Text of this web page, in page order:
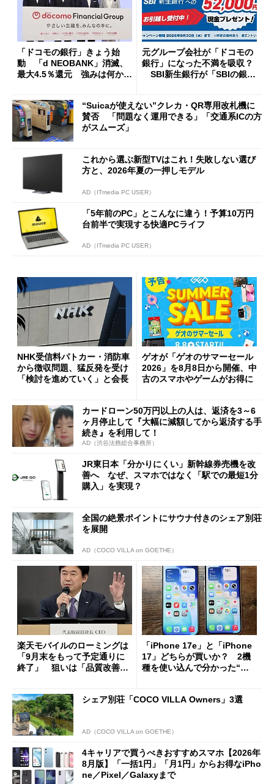
「ドコモの銀行」きょう始
動 「d NEOBANK」消滅、
最大4.5％還元 強みは何か解
元グループ会社が「ドコモの
銀行」になった不満を吸収？
SBI新生銀行が「SBIの銀
開催
“Suicaが使えない”クレカ・QR専用改札機に
賛否 「問題なく運用できる」「交通系ICの方
がスムーズ」
これから選ぶ新型TVはこれ！失敗しない選び
方と、2026年夏の一押しモデル
AD（ITmedia PC USER）
「5年前のPC」とこんなに違う！予算10万円
台前半で実現する快適PCライフ
AD（ITmedia PC USER）
NHK受信料パトカー・消防車
から徴収問題、猛反発を受け
「検討を進めていく」と会長
ゲオが「ゲオのサマーセール
2026」を8月8日から開催、中
古のスマホやゲームがお得に
カードローン50万円以上の人は、返済を3～6
ヶ月停止して『大幅に減額してから返済する手
続き』を利用して！
AD（渋谷法務総合事務所）
JR東日本「分かりにくい」新幹線券売機を改
善へ なぜ、スマホではなく「駅での最短1分
購入」を実現？
全国の絶景ポイントにサウナ付きのシェア別荘
を展開
AD（COCO VILLA on GOETHE）
楽天モバイルのローミングは
「9月末をもって予定通りに
終了」 狙いは「品質改善」
も
「iPhone 17e」と「iPhone
17」どちらが買いか？ 2機
種を使い込んで分かった“ス
シェア別荘「COCO VILLA Owners」3選
AD（COCO VILLA on GOETHE）
4キャリアで買うべきおすすめスマホ【2026年
8月版】「一括1円」「月1円」からお得なiPho
ne／Pixel／Galaxyまで